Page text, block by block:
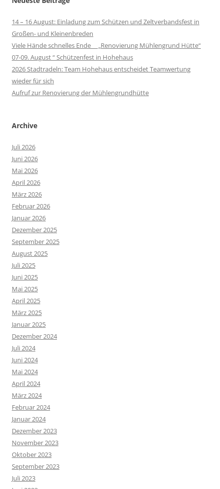
14 – 16 August: Einladung zum Schützen und Zeltverbandsfest in
Großen- und Kleinenbreden
Viele Hände schnelles Ende „Renovierung Mühlengrund Hütte“
07-09. August “ Schützenfest in Hohehaus
2026 Stadtradeln: Team Hohehaus entscheidet Teamwertung
wieder für sich
Aufruf zur Renovierung der Mühlengrundhütte
Archive
Juli 2026
Juni 2026
Mai 2026
April 2026
März 2026
Februar 2026
Januar 2026
Dezember 2025
September 2025
August 2025
Juli 2025
Juni 2025
Mai 2025
April 2025
März 2025
Januar 2025
Dezember 2024
Juli 2024
Juni 2024
Mai 2024
April 2024
März 2024
Februar 2024
Januar 2024
Dezember 2023
November 2023
Oktober 2023
September 2023
Juli 2023